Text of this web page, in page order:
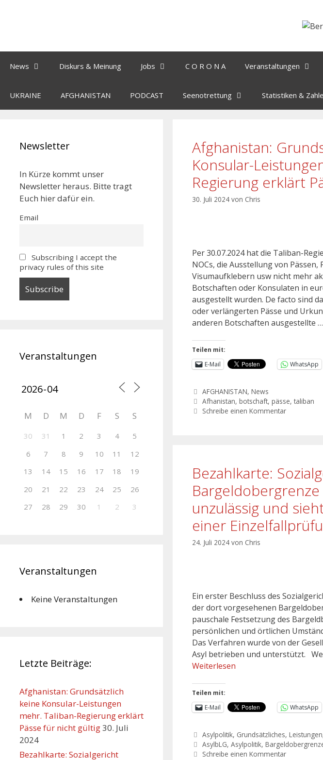
News Diskurs & Meinung Jobs C O R O N A Veranstaltungen
UKRAINE AFGHANISTAN PODCAST Seenotrettung Statistiken &
Afghanistan:
Konsular-
Regierung erklärt
30. Juli 2024 von Chris
Per 30.07.2024 hat die Taliban-
NOCs, die Ausstellung von
Visumaufklebern usw nicht mehr
Botschaften oder Konsulaten in
ausgestellt wurden. De facto sind
oder verlängerten Pässe und
anderen Botschaften ausgestellte …
Teilen mit:
E-Mail
WhatsApp
AFGHANISTAN,News
Afhanistan,botschaft,pässe,taliban
Schreibe einen Kommentar
Bezahlkarte:
unzulässig und
einer
24. Juli 2024 von Chris
Ein erster Beschluss des
der dort vorgesehenen
pauschale Festsetzung des
persönlichen und örtlichen
Das Verfahren wurde von der
Asyl betrieben und unterstützt.
Weiterlesen
Teilen mit:
E-Mail
WhatsApp
Asylpolitik, Grundsätzliches,Leistungen
AsylbLG,Asylpolitik,
Schreibe einen Kommentar
Newsletter
In Kürze kommt unser
Newsletter heraus. Bitte tragt
Euch hier dafür ein.
Email
Subscribing I accept the
privacy rules of this site
Veranstaltungen
M D M D F S S
30 31 1 2 3 4
5
6
7 8 9 10 11
12
13
14 15 16 17 18
19
20
21 22 23 24 25
26
27
28 29 30 1 2 3
Veranstaltungen
Keine Veranstaltungen
Letzte Beiträge:
Afghanistan: Grundsätzlich
keine Konsular-Leistungen
mehr. Taliban-Regierung erklärt
Pässe für nicht gültig30. Juli
2024
Bezahlkarte: Sozialgericht